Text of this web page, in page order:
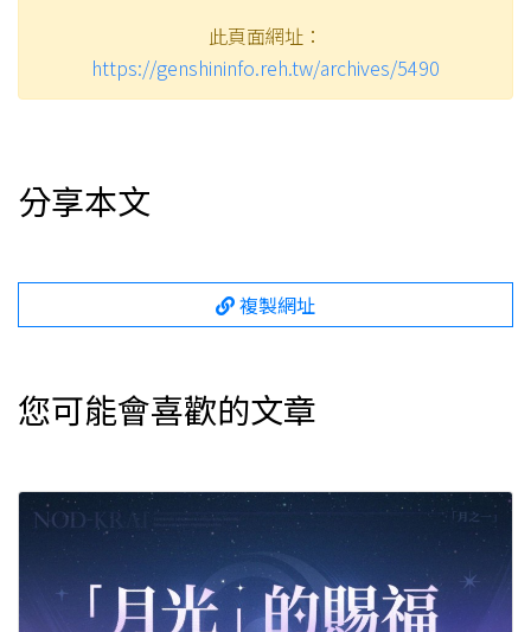
此頁面網址：
https://genshininfo.reh.tw/archives/5490
分享本文
複製網址
您可能會喜歡的文章